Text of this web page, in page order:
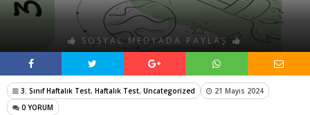
SOSYAL MEDYADA PAYLAŞ
3. Sınıf Haftalık Test, Haftalık Test, Uncategorized
21 Mayıs 2024
0 YORUM